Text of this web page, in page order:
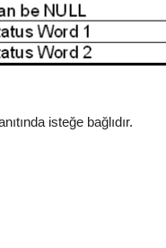
isteğe bağlıdır.